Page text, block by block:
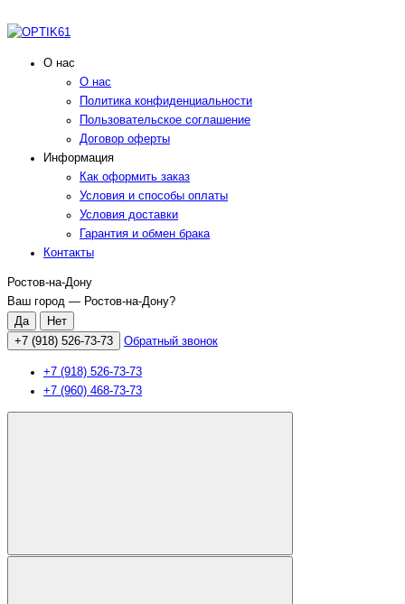
О нас
О нас
Политика конфиденциальности
Пользовательское соглашение
Договор оферты
Информация
Как оформить заказ
Условия и способы оплаты
Условия доставки
Гарантия и обмен брака
Контакты
Ростов-на-Дону
Ваш город — Ростов-на-Дону?
+7 (918) 526-73-73 Обратный звонок
+7 (918) 526-73-73
+7 (960) 468-73-73